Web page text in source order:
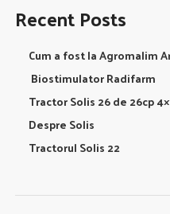
Recent Posts
Cum a fost la Agromalim
Biostimulator Radifarm
Tractor Solis 26 de 26cp
Despre Solis
Tractorul Solis 22